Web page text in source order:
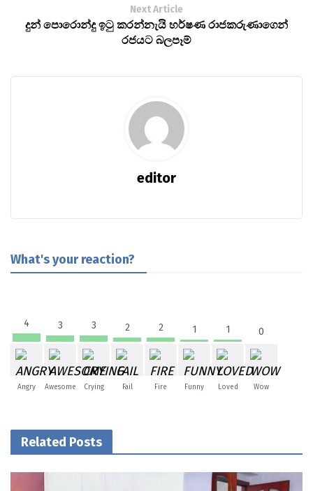
Next Article
දුන් පොරොන්දු ඉටු කරන්නැයි හර්ෂණ රාජකරුණාගෙන්
රජයට බලපෑම්
editor
What's your reaction?
4
Angry
3
Awesome
3
Crying
2
Fail
2
Fire
1
Funny
1
Loved
0
Wow
Related Posts